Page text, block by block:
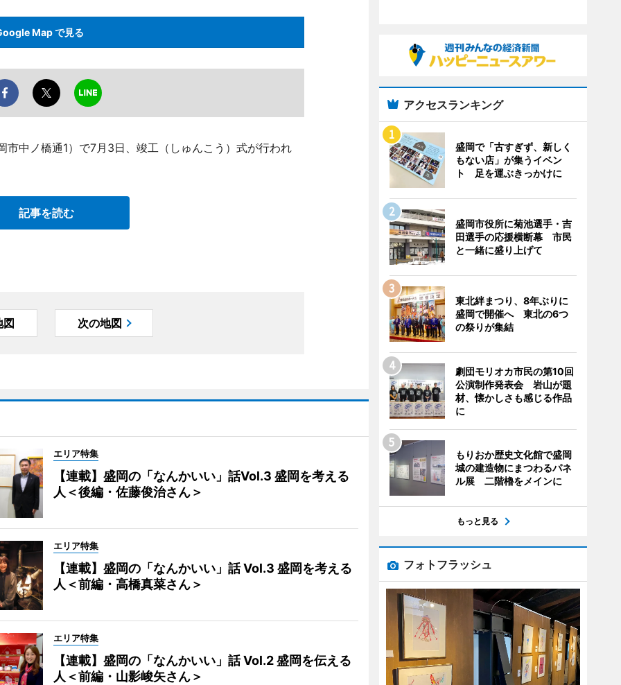
Map で見る
中ノ橋通1）で7月3日、竣工（しゅんこう）式が行われ
記事を読む
図 次の地図
エリア特集
【連載】盛岡の「なんかいい」話Vol.3 盛岡を考える
人＜後編・佐藤俊治さん＞
エリア特集
【連載】盛岡の「なんかいい」話 Vol.3 盛岡を考える
人＜前編・高橋真菜さん＞
エリア特集
【連載】盛岡の「なんかいい」話 Vol.2 盛岡を伝える
人＜前編・山影峻矢さん＞
アクセスランキング
盛岡で「古すぎず、新しく
もない店」が集うイベン
ト 足を運ぶきっかけに
盛岡市役所に菊池選手・吉
田選手の応援横断幕 市民
と一緒に盛り上げて
東北絆まつり、8年ぶりに
盛岡で開催へ 東北の6つ
の祭りが集結
劇団モリオカ市民の第10回
公演制作発表会 岩山が題
材、懐かしさも感じる作品
に
もりおか歴史文化館で盛岡
城の建造物にまつわるパネ
ル展 二階櫓をメインに
もっと見る
フォトフラッシュ